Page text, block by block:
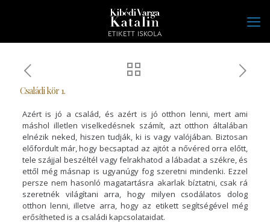
Családi kör 1.
Azért is jó a család, és azért is jó otthon lenni, mert ami
máshol illetlen viselkedésnek számít, azt otthon általában
elnézik neked, hiszen tudják, ki is vagy valójában. Biztosan
előfordult már, hogy becsaptad az ajtót a nővéred orra előtt,
tele szájjal beszéltél vagy felrakhatod a lábadat a székre, és
ettől még másnap is ugyanúgy fog szeretni mindenki. Ezzel
persze nem hasonló magatartásra akarlak bíztatni, csak rá
szeretnék világítani arra, hogy milyen csodálatos dolog
otthon lenni, illetve arra, hogy az etikett segítségével még
erősítheted is a családi kapcsolataidat.